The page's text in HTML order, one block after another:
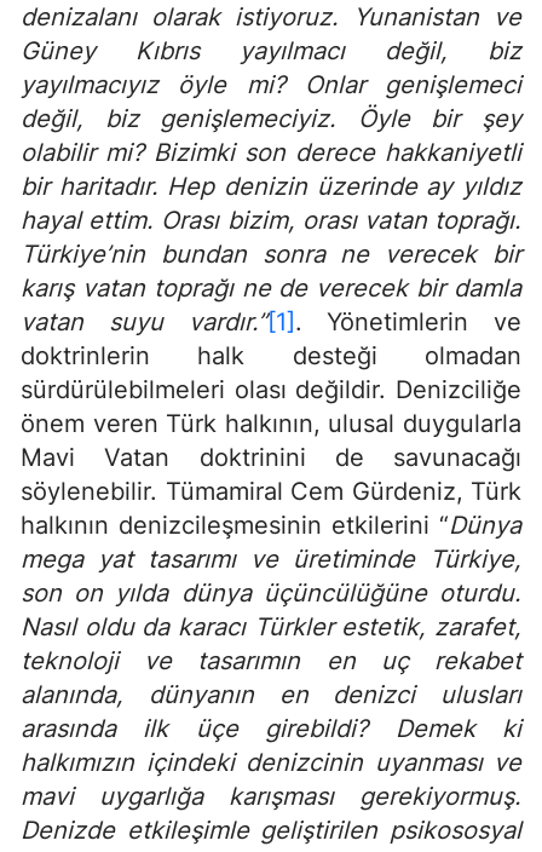
denizalanı olarak istiyoruz. Yunanistan ve
Güney Kıbrıs yayılmacı değil, biz
yayılmacıyız öyle mi? Onlar genişlemeci
değil, biz genişlemeciyiz. Öyle bir şey
olabilir mi? Bizimki son derece hakkaniyetli
bir haritadır. Hep denizin üzerinde ay yıldız
hayal ettim. Orası bizim, orası vatan toprağı.
Türkiye’nin bundan sonra ne verecek bir
karış vatan toprağı ne de verecek bir damla
vatan suyu vardır.”[1]. Yönetimlerin ve
doktrinlerin halk desteği olmadan
sürdürülebilmeleri olası değildir. Denizciliğe
önem veren Türk halkının, ulusal duygularla
Mavi Vatan doktrinini de savunacağı
söylenebilir. Tümamiral Cem Gürdeniz, Türk
halkının denizcileşmesinin etkilerini “Dünya
mega yat tasarımı ve üretiminde Türkiye,
son on yılda dünya üçüncülüğüne oturdu.
Nasıl oldu da karacı Türkler estetik, zarafet,
teknoloji ve tasarımın en uç rekabet
alanında, dünyanın en denizci ulusları
arasında ilk üçe girebildi? Demek ki
halkımızın içindeki denizcinin uyanması ve
mavi uygarlığa karışması gerekiyormuş.
Denizde etkileşimle geliştirilen psikososyal